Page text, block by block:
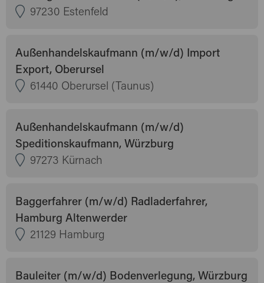
97230 Estenfeld
Außenhandelskaufmann (m/w/d) Import
Export, Oberursel
61440 Oberursel (Taunus)
Außenhandelskaufmann (m/w/d)
Speditionskaufmann, Würzburg
97273 Kürnach
Baggerfahrer (m/w/d) Radladerfahrer,
Hamburg Altenwerder
21129 Hamburg
Bauleiter (m/w/d) Bodenverlegung, Würzburg